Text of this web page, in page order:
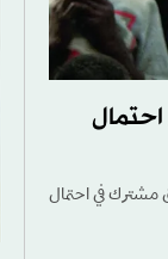
مشترك في احتمال